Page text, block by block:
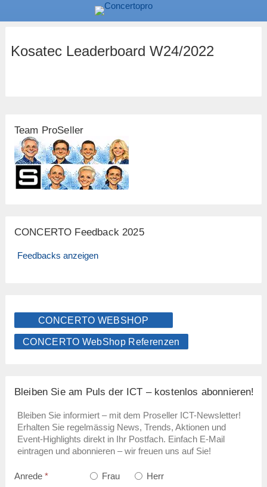
Kosatec Leaderboard W24/2022
Team ProSeller
CONCERTO Feedback 2025
Feedbacks anzeigen
CONCERTO WEBSHOP
CONCERTO WebShop Referenzen
Bleiben Sie am Puls der ICT – kostenlos abonnieren!
Bleiben Sie informiert – mit dem Proseller ICT-Newsletter!
Erhalten Sie regelmässig News, Trends, Aktionen und
Event-Highlights direkt in Ihr Postfach. Einfach E-Mail
eintragen und abonnieren – wir freuen uns auf Sie!
Anrede * Frau Herr